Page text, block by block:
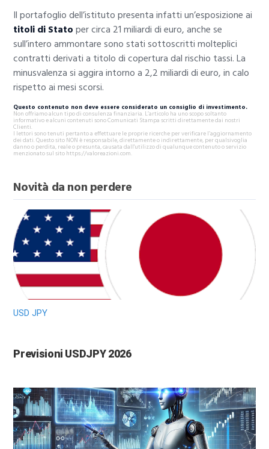
Il portafoglio dell’istituto presenta infatti un’esposizione ai
titoli di Statoper circa 21 miliardi di euro, anche se
sull’intero ammontare sono stati sottoscritti molteplici
contratti derivati a titolo di copertura dal rischio tassi. La
minusvalenza si aggira intorno a 2,2 miliardi di euro, in calo
rispetto ai mesi scorsi.
Questo contenuto non deve essere considerato un consiglio di investimento.
Non offriamo alcun tipo di consulenza finanziaria. L’articolo ha uno scopo soltanto
informativo e alcuni contenuti sono Comunicati Stampa scritti direttamente dai nostri
Clienti.
I lettori sono tenuti pertanto a effettuare le proprie ricerche per verificare l’aggiornamento
dei dati. Questo sito NON è responsabile, direttamente o indirettamente, per qualsivoglia
danno o perdita, reale o presunta, causata dall'utilizzo di qualunque contenuto o servizio
menzionato sul sito https://valoreazioni.com.
Novità da non perdere
USD JPY
Previsioni USDJPY 2026